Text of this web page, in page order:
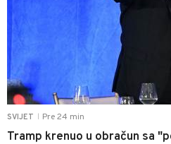
SVIJET Pre 24 min
Tramp krenuo u obračun sa